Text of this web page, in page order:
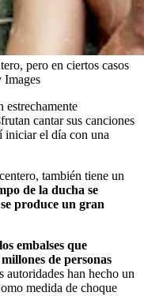
pero en ciertos casos
Images
estrechamente
cantar sus canciones
iniciar el día con una
también tiene un
de la ducha se
produce un gran
embalses que
de personas
autoridades han hecho un
medida de choque